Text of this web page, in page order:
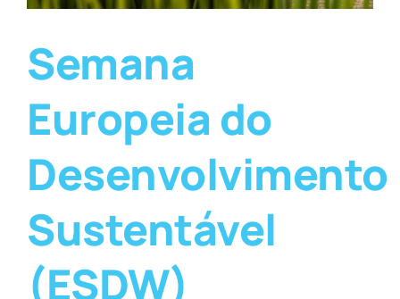
Semana
Europeia do
Desenvolvimento
Sustentável
(ESDW)